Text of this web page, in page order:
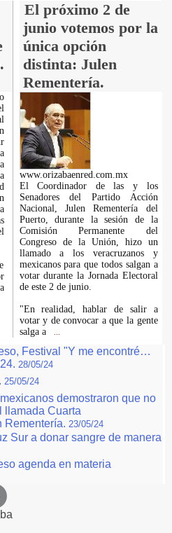
El próximo 2 de
junio votemos por la
única opción
distinta: Julen
Rementería.
www.orizabaenred.com.mx
El Coordinador de las y los
Senadores del Partido Acción
Nacional, Julen Rementería del
Puerto, durante la sesión de la
Comisión Permanente del
Congreso de la Unión, hizo un
llamado a los veracruzanos y
mexicanos para que todos salgan a
votar durante la Jornada Electoral
de este 2 de junio.
"En realidad, hablar de salir a
votar y de convocar a que la gente
salga a
Festival "Y me encontré…
28/05/24
25/05/24
demostraron que no
llamada Cuarta
Rementería. 23/05/24
Sur a donar sangre de manera
agenda en materia